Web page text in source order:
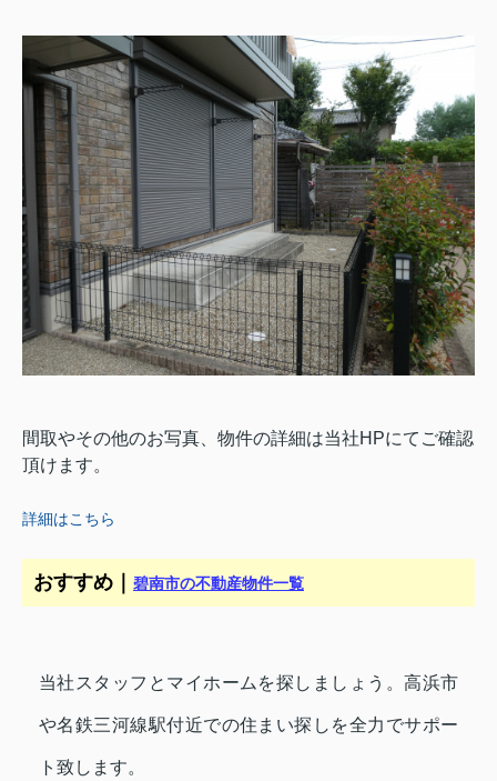
間取やその他のお写真、物件の詳細は当社HPにてご確認
頂けます。
詳細はこちら
おすすめ｜ 碧南市の不動産物件一覧
当社スタッフとマイホームを探しましょう。高浜市
や名鉄三河線駅付近での住まい探しを全力でサポー
ト致します。